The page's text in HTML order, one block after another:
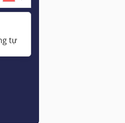
tự